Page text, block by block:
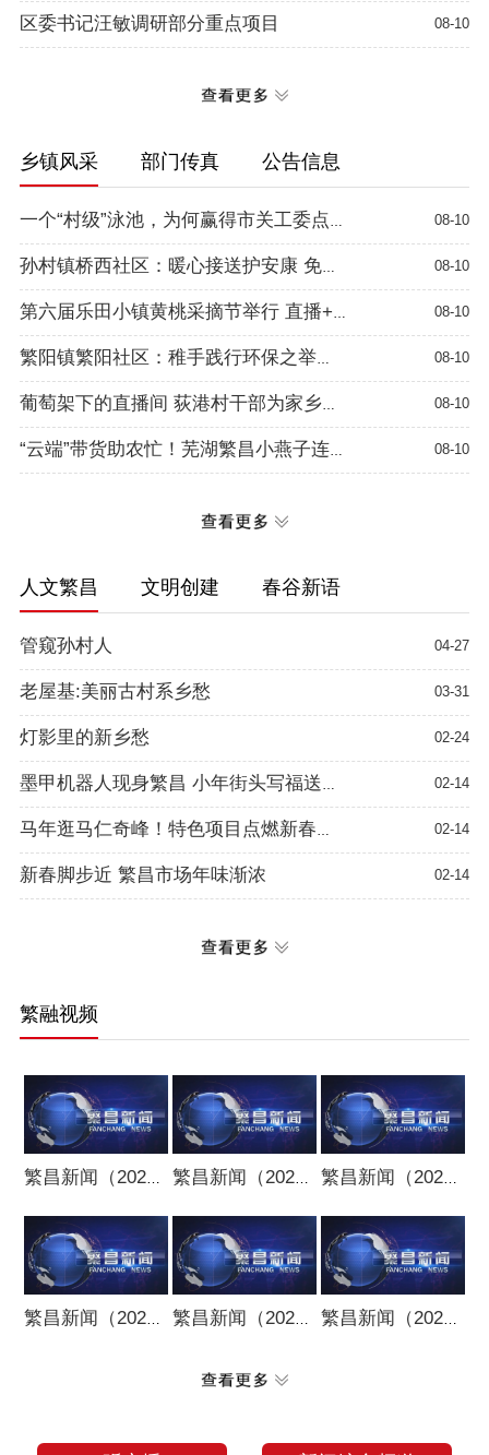
区委书记汪敏调研部分重点项目 08-10
乡镇风采 部门传真 公告信息
一个“村级”泳池，为何赢得市关工委点赞？ 08-10
孙村镇桥西社区：暖心接送护安康 免费体检暖桑榆 08-10
第六届乐田小镇黄桃采摘节举行 直播+文旅助农增收 08-10
繁阳镇繁阳社区：稚手践行环保之举 新风点亮社区之美 08-10
葡萄架下的直播间 荻港村干部为家乡特产代言 08-10
“云端”带货助农忙！芜湖繁昌小燕子连锁超市把直播间搬进田间地头 08-10
人文繁昌 文明创建 春谷新语
管窥孙村人 04-27
老屋基:美丽古村系乡愁 03-31
灯影里的新乡愁 02-24
墨甲机器人现身繁昌 小年街头写福送祝福 02-14
马年逛马仁奇峰！特色项目点燃新春文旅热 02-14
新春脚步近 繁昌市场年味渐浓 02-14
繁融视频